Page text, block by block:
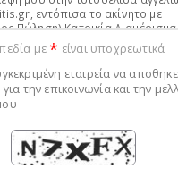
με* είναι υποχρεωτικά
εταιρεία να
την επικοινωνία και την